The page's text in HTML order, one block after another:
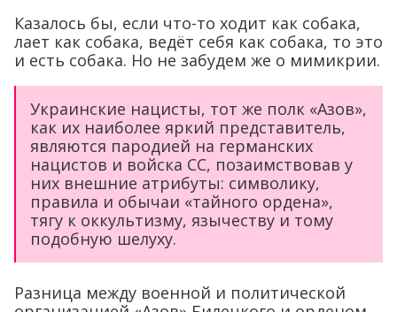
Казалось бы, если что-то ходит как собака,
лает как собака, ведёт себя как собака, то это
и есть собака. Но не забудем же о мимикрии.
Украинские нацисты, тот же полк «Азов»,
как их наиболее яркий представитель,
являются пародией на германских
нацистов и войска СС, позаимствовав у
них внешние атрибуты: символику,
правила и обычаи «тайного ордена»,
тягу к оккультизму, язычеству и тому
подобную шелуху.
Разница между военной и политической